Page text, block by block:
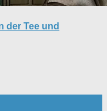
der Tee und